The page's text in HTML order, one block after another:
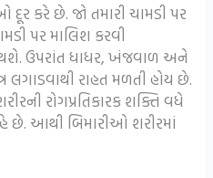
કરે છે. જો તમારી ચામડી પર
પર માલિશ કરવી
ઉપરાંત ધાધર, ખંજવાળ અને
લગાડવાથી રાહત મળતી હોય છે.
રોગપ્રતિકારક શક્તિ વધે
છે. આથી બિમારીઓ શરીરમાં